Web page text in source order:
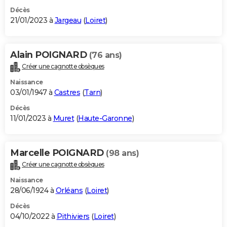
Décès
21/01/2023 à Jargeau (Loiret)
Alain POIGNARD (76 ans)
Créer une cagnotte obsèques
Naissance
03/01/1947 à Castres (Tarn)
Décès
11/01/2023 à Muret(Haute-Garonne)
Marcelle POIGNARD (98 ans)
Créer une cagnotte obsèques
Naissance
28/06/1924 à Orléans (Loiret)
Décès
04/10/2022 à Pithiviers (Loiret)